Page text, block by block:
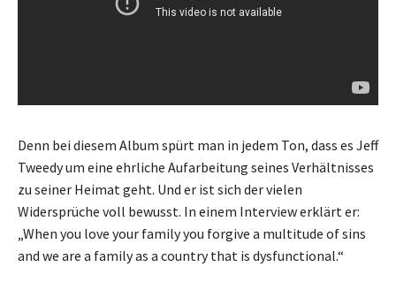
Denn bei diesem Album spürt man in jedem Ton, dass es Jeff
Tweedy um eine ehrliche Aufarbeitung seines Verhältnisses
zu seiner Heimat geht. Und er ist sich der vielen
Widersprüche voll bewusst. In einem Interview erklärt er:
„When you love your family you forgive a multitude of sins
and we are a family as a country that is dysfunctional.“